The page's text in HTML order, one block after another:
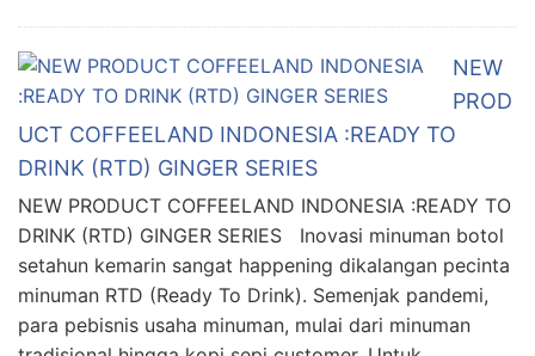
NEW
PROD
UCT COFFEELAND INDONESIA :READY TO
DRINK (RTD) GINGER SERIES
NEW PRODUCT COFFEELAND INDONESIA :READY TO
DRINK (RTD) GINGER SERIES Inovasi minuman botol
setahun kemarin sangat happening dikalangan pecinta
minuman RTD (Ready To Drink). Semenjak pandemi,
para pebisnis usaha minuman, mulai dari minuman